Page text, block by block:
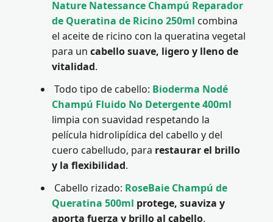
Nature Natessance Champú Reparador
de Queratina de Ricino 250ml combina
el aceite de ricino con la queratina vegetal
para un cabello suave, ligero y lleno de
vitalidad.
Todo tipo de cabello: Bioderma Nodé
Champú Fluido No Detergente 400ml
limpia con suavidad respetando la
película hidrolipídica del cabello y del
cuero cabelludo, para restaurar el brillo
y la flexibilidad.
Cabello rizado: RoseBaie Champú de
Queratina 500ml protege, suaviza y
aporta fuerza y brillo al cabello.